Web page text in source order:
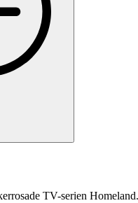
TV-serien Homeland.